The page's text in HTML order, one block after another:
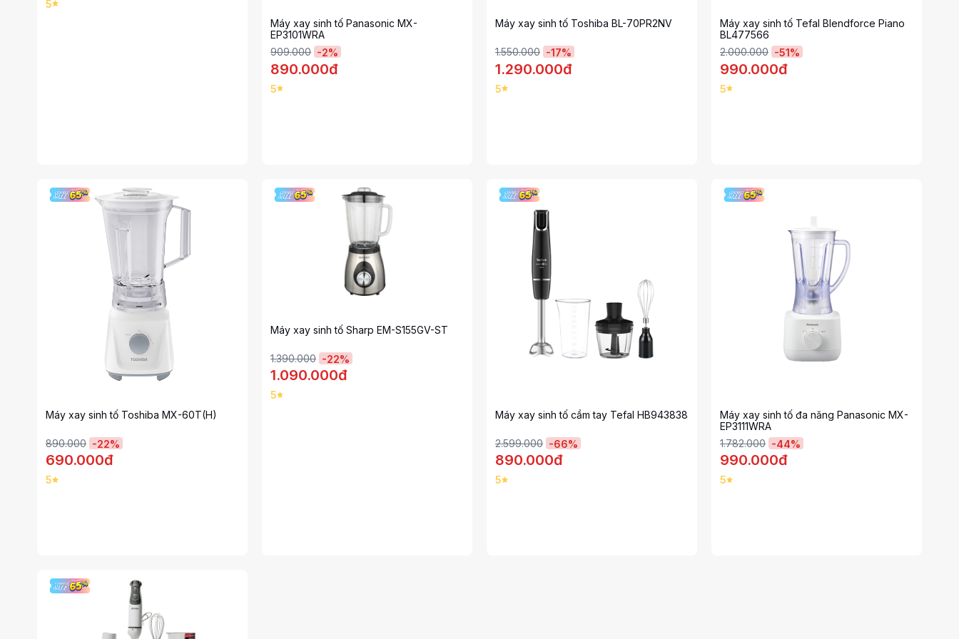
5
Máy xay sinh tố Panasonic MX-
EP3101WRA
909.000 -2%
890.000đ
5
Máy xay sinh tố Toshiba BL-70PR2NV
1.550.000 -17%
1.290.000đ
5
Máy xay sinh tố Tefal Blendforce Piano
BL477566
2.000.000 -51%
990.000đ
5
Máy xay sinh tố Toshiba MX-60T(H)
890.000 -22%
690.000đ
5
Máy xay sinh tố Sharp EM-S155GV-ST
1.390.000 -22%
1.090.000đ
5
Máy xay sinh tố cầm tay Tefal HB943838
2.599.000 -66%
890.000đ
5
Máy xay sinh tố đa năng Panasonic MX-
EP3111WRA
1.782.000 -44%
990.000đ
5